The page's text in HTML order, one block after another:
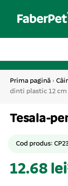
Prima pagină ›
dinti plastic 12 cm
Tesala-
Cod produs:
12.68 lei